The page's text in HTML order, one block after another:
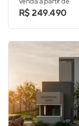
R$ 249.490